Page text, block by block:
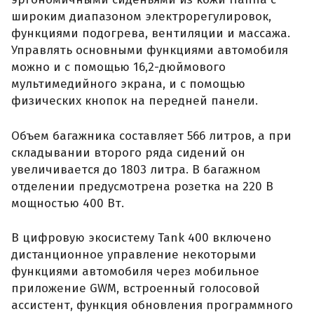
широким диапазоном электрорегулировок,
функциями подогрева, вентиляции и массажа.
Управлять основными функциями автомобиля
можно и с помощью 16,2-дюймового
мультимедийного экрана, и с помощью
физических кнопок на передней панели.
Объем багажника составляет 566 литров, а при
складывании второго ряда сидений он
увеличивается до 1803 литра. В багажном
отделении предусмотрена розетка на 220 В
мощностью 400 Вт.
В цифровую экосистему Tank 400 включено
дистанционное управление некоторыми
функциями автомобиля через мобильное
приложение GWM, встроенный голосовой
ассистент, функция обновления программного